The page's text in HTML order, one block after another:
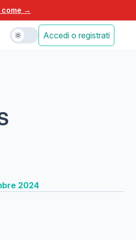
→
Accedi o registrati
2024